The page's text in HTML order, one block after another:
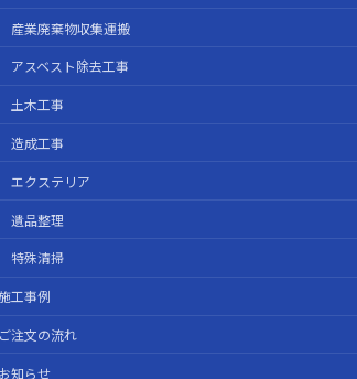
産業廃棄物収集運搬
アスベスト除去工事
土木工事
造成工事
エクステリア
遺品整理
特殊清掃
工事例
ご注文の流れ
お知らせ